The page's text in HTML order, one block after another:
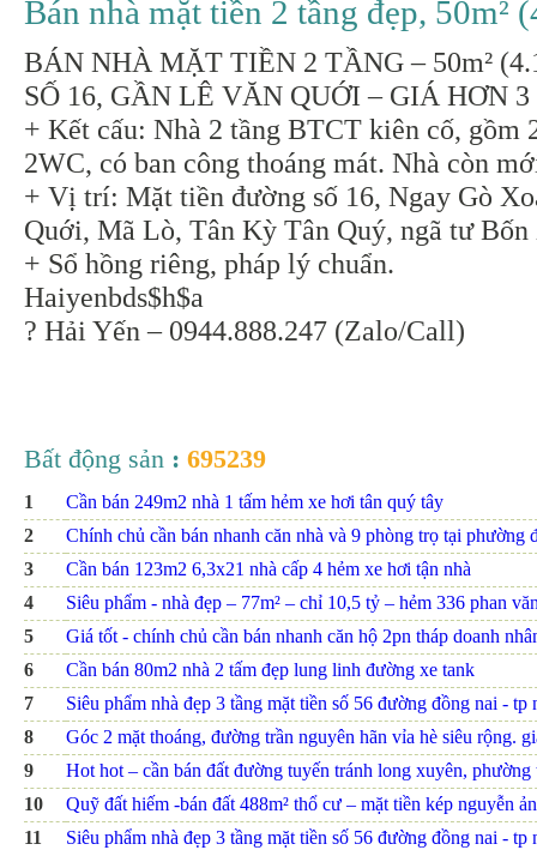
Bán nhà mặt tiền 2 tầng đẹp,
BÁN NHÀ MẶT TIỀN 2 TẦNG – 50m²
SỐ 16, GẦN LÊ VĂN QUỚI – GIÁ HƠN
+ Kết cấu: Nhà 2 tầng BTCT kiên cố, gồm
2WC, có ban công thoáng mát. Nhà còn
+ Vị trí: Mặt tiền đường số 16, Ngay Gò
Quới, Mã Lò, Tân Kỳ Tân Quý, ngã tư Bốn
+ Sổ hồng riêng, pháp lý chuẩn.
Haiyenbds$h$a
? Hải Yến – 0944.888.247 (Zalo/Call)
Bất động sản : 695239
1
Cần bán 249m2 nhà 1 tấm hẻm xe hơi tân quý tây
2
Chính chủ cần bán nhanh căn nhà và 9 phòng trọ tại phường
3
Cần bán 123m2 6,3x21 nhà cấp 4 hẻm xe hơi tận nhà
4
Siêu phẩm - nhà đẹp – 77m² – chỉ 10,5 tỷ – hẻm 336 phan
5
Giá tốt - chính chủ cần bán nhanh căn hộ 2pn tháp doanh
6
Cần bán 80m2 nhà 2 tấm đẹp lung linh đường xe tank
7
Siêu phẩm nhà đẹp 3 tầng mặt tiền số 56 đường đồng nai - tp
8
Góc 2 mặt thoáng, đường trần nguyên hãn vỉa hè siêu rộng.
9
Hot hot – cần bán đất đường tuyến tránh long xuyên, phường
10
Quỹ đất hiếm -bán đất 488m² thổ cư – mặt tiền kép nguyễn
11
Siêu phẩm nhà đẹp 3 tầng mặt tiền số 56 đường đồng nai - tp